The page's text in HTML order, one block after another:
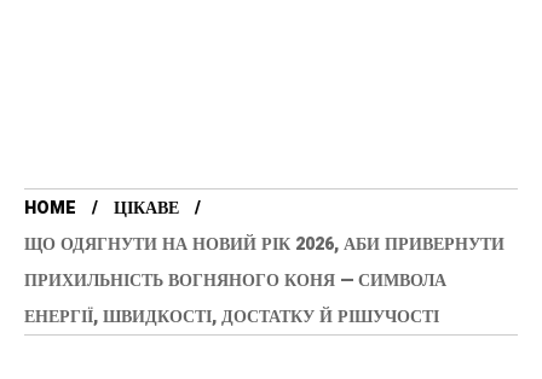
HOME
ЦІКАВЕ
ЩО ОДЯГНУТИ НА НОВИЙ РІК 2026, АБИ ПРИВЕРНУТИ
ПРИХИЛЬНІСТЬ ВОГНЯНОГО КОНЯ — СИМВОЛА
ЕНЕРГІЇ, ШВИДКОСТІ, ДОСТАТКУ Й РІШУЧОСТІ